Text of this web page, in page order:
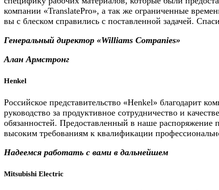
компании «TranslatePro», а так же ограниченные
вы с блеском справились с поставленной задачей.
Генеральный директор «Williams Companies»
Алан Армстронг
Henkel
Российское представительство «Henkel» благодарит
руководство за продуктивное сотрудничество и
обязанностей. Предоставленный в наше распоряжение
высоким требованиям к квалификации
Надеемся работать с вами в дальнейшем
Mitsubishi Electric